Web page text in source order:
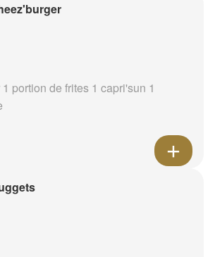
portion de frites 1 capri'sun 1